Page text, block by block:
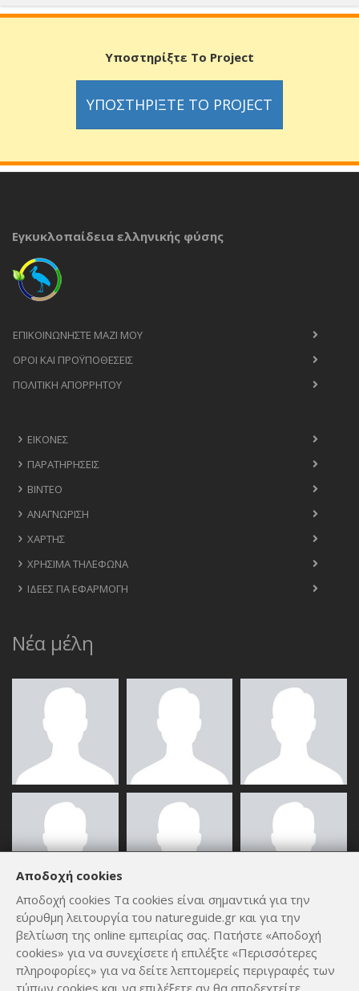
Υποστηρίξτε Το Project
ΥΠΟΣΤΗΡΊΞΤΕ ΤΟ PROJECT
Εγκυκλοπαίδεια ελληνικής φύσης
ΕΠΙΚΟΙΝΩΝΉΣΤΕ ΜΑΖΊ ΜΟΥ
ΟΡΟΙ ΚΑΙ ΠΡΟΫΠΟΘΈΣΕΙΣ
ΠΟΛΙΤΙΚΉ ΑΠΟΡΡΉΤΟΥ
ΕΙΚΌΝΕΣ
ΠΑΡΑΤΗΡΉΣΕΙΣ
ΒΊΝΤΕΟ
ΑΝΑΓΝΏΡΙΣΗ
ΧΆΡΤΗΣ
ΧΡΉΣΙΜΑ ΤΗΛΈΦΩΝΑ
ΙΔΈΕΣ ΓΙΑ ΕΦΑΡΜΟΓΉ
Νέα μέλη
ΟΛΑ ΤΑ ΜΈΛΗ
Αποδοχή cookies
Αποδοχή cookies Τα cookies είναι σημαντικά για την
εύρυθμη λειτουργία του natureguide.gr και για την
βελτίωση της online εμπειρίας σας. Πατήστε «Αποδοχή
cookies» για να συνεχίσετε ή επιλέξτε «Περισσότερες
πληροφορίες» για να δείτε λεπτομερείς περιγραφές των
τύπων cookies και να επιλέξετε αν θα αποδεχτείτε